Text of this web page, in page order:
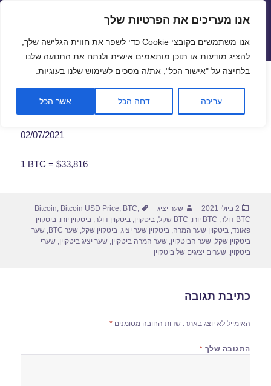
פתח
אנו מעריכים את הפרטיות שלך
אנו משתמשים בקובצי Cookie כדי לשפר את חווית הגלישה שלך,
להציג מודעות או תוכן מותאמים אישית ולנתח את התנועה שלנו.
בלחיצה על "אישור הכל", את/ה מסכים לשימוש שלנו בעוגיות.
עריכה דחה הכל אשר הכל
שערי חליפין יציגים – שער יציג
תפריטים
ווידג'טים
שער ביטקוין לתאריך 02/07/2021
02/07/2021
1 BTC = $33,816
פורסם
בתאריך
2 ביולי 2021 מחבר
שער יציג תגיות Bitcoin, Bitcoin USD Price, BTC,
BTC דולר
, BTC יורו , BTC שקל ,ביטקוין,ביטקוין דולר,ביטקוין יורו,ביטקוין
פאונד,ביטקוין שער המרה,ביטקוין שער יציג,ביטקוין שקל,שער BTC ,שער
ביטקוין שקל,שער הביטקוין,שער המרה ביטקוין,שער יציג ביטקוין,שערי
ביטקוין,שערים יציגים של ביטקוין
כתיבת תגובה
האימייל לא יוצג באתר. שדות החובה מסומנים*
התגובה שלך *